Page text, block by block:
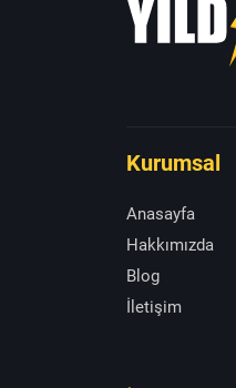
Kurumsal
Anasayfa
Hakkımızda
Blog
İletişim